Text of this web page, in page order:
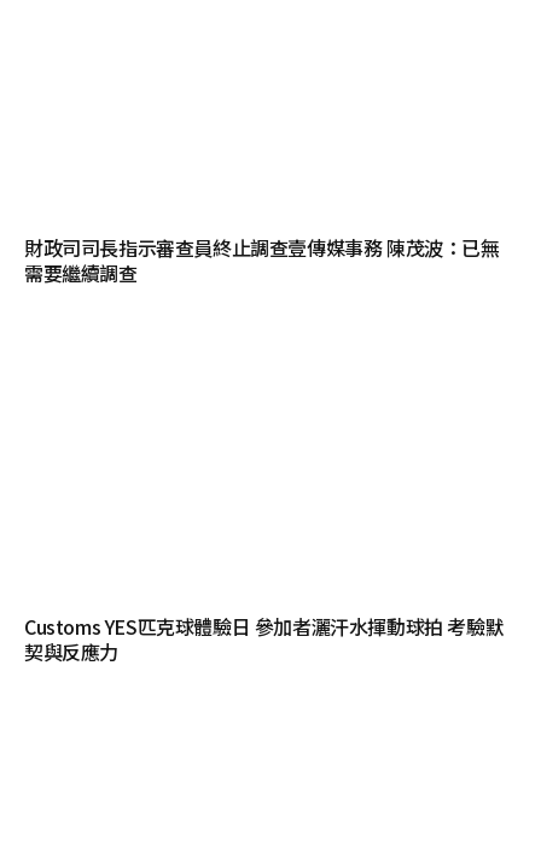
財政司司長指示審查員終止調查壹傳媒事務 陳茂波：已無
需要繼續調查
Customs YES匹克球體驗日 參加者灑汗水揮動球拍 考驗默
契與反應力